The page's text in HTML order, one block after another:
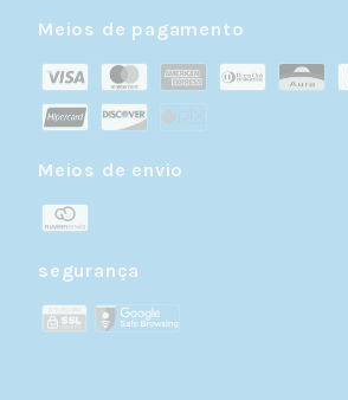
Meios de pagamento
Meios de envio
segurança